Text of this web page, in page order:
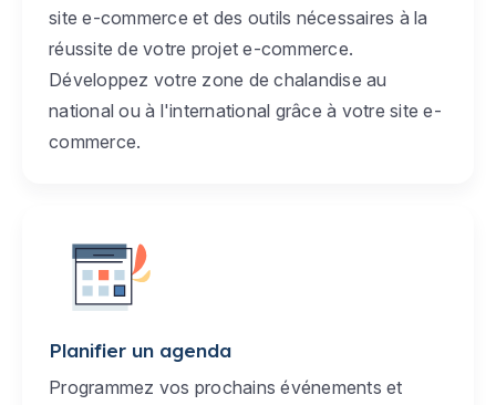
site e-commerce et des outils nécessaires à la
réussite de votre projet e-commerce.
Développez votre zone de chalandise au
national ou à l'international grâce à votre site e-
commerce.
Planifier un agenda
Programmez vos prochains événements et